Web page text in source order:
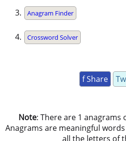
Anagram Finder
Crossword Solver
f Share
Note: There are 1
Anagrams are meaningful
all the letters of